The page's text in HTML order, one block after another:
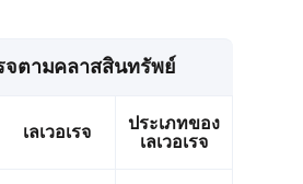
รจตามคลาสสินทรัพย์
เลเวอเรจ
ประเภทของ
เลเวอเรจ